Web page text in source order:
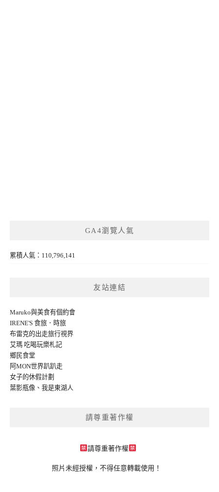
GA4瀏覽人氣
累積人氣：110,796,141
友站連結
Maruko與美食有個約會
IRENE'S 食旅．時旅
布雷克的出走旅行視界
艾瑪 吃喝玩樂札記
鄉民食堂
阿MON世界趴趴走
女子的休假計劃
葉影瓶像 、 我是東湖人
請尊重著作權
請尊重著作權
照片未經授權，不得任意轉載使用！